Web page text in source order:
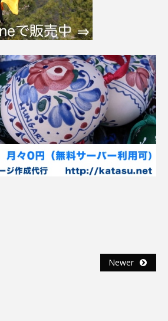
Newer